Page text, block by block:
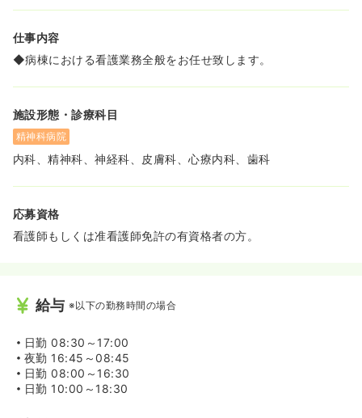
仕事内容
◆病棟における看護業務全般をお任せ致します。
施設形態・診療科目
精神科病院
内科、精神科、神経科、皮膚科、心療内科、歯科
応募資格
看護師もしくは准看護師免許の有資格者の方。
給与 ※以下の勤務時間の場合
日勤 08:30～17:00
夜勤 16:45～08:45
日勤 08:00～16:30
日勤 10:00～18:30